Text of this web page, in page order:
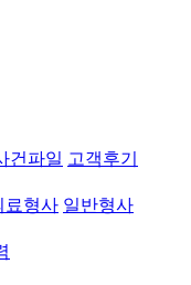
건파일 고객후기
료형사 일반형사